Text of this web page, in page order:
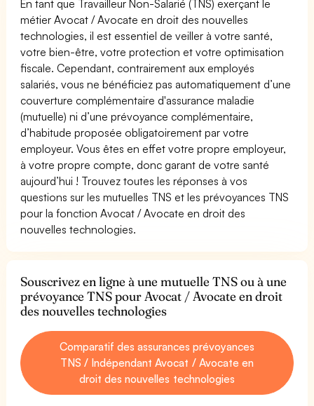
En tant que Travailleur Non-Salarié (TNS) exerçant le
métier Avocat / Avocate en droit des nouvelles
technologies, il est essentiel de veiller à votre santé,
votre bien-être, votre protection et votre optimisation
fiscale. Cependant, contrairement aux employés
salariés, vous ne bénéficiez pas automatiquement d’une
couverture complémentaire d'assurance maladie
(mutuelle) ni d’une prévoyance complémentaire,
d’habitude proposée obligatoirement par votre
employeur. Vous êtes en effet votre propre employeur,
à votre propre compte, donc garant de votre santé
aujourd’hui ! Trouvez toutes les réponses à vos
questions sur les mutuelles TNS et les prévoyances TNS
pour la fonction Avocat / Avocate en droit des
nouvelles technologies.
Souscrivez en ligne à une mutuelle TNS ou à une
prévoyance TNS pour Avocat / Avocate en droit
des nouvelles technologies
Comparatif des assurances prévoyances
TNS / Indépendant Avocat / Avocate en
droit des nouvelles technologies